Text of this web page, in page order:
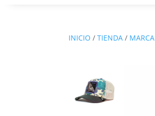
INICIO /TIENDA / MARCA